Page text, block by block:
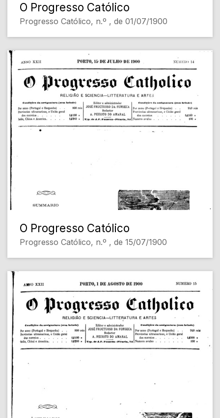
O Progresso Católico
Progresso Católico, n.º , de 01/07/1900
O Progresso Católico
Progresso Católico, n.º , de 15/07/1900